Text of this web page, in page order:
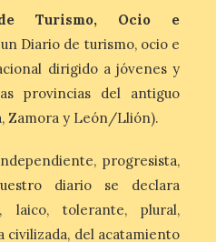
a
de La
Turismo, Ocio e
un Diario de turismo, ocio e
dirigido a jóvenes y
provincias del antiguo
Zamora y León/Llión).
progresista,
diario se declara
laico, tolerante, plural,
civilizada, del acatamiento